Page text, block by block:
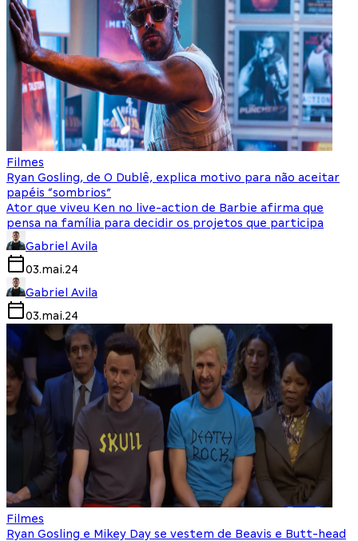
Filmes
Ryan Gosling, de O Dublê, explica motivo para não aceitar
papéis “sombrios”
Ator que viveu Ken no live-action de Barbie afirma que
pensa na família para decidir os projetos que participa
Gabriel Avila
03.mai.24
Gabriel Avila
03.mai.24
Filmes
Ryan Gosling e Mikey Day se vestem de Beavis e Butt-head